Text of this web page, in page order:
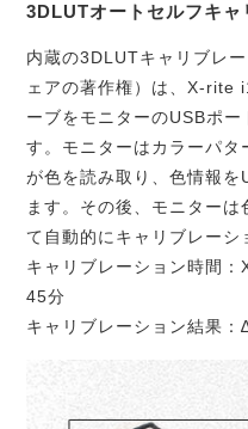
3DLUTオートセルフキャ
内蔵の3DLUTキャリブレ
ェアの著作権）は、X-rite
ーブをモニターのUSBポ
す。モニターはカラーパ
が色を読み取り、色情報を
ます。その後、モニター
て自動的にキャリブレーシ
キャリブレーション時間
45分
キャリブレーション結果